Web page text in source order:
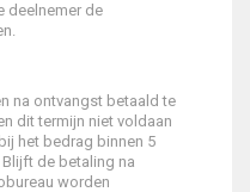
deelnemer de
na ontvangst betaald te
dit termijn niet voldaan
het bedrag binnen 5
de betaling na
worden